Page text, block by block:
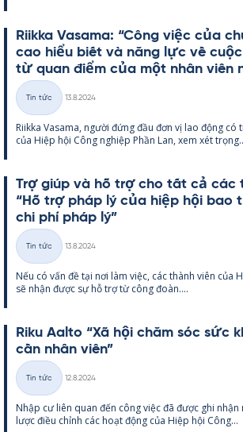
Riikka Va­sama: “Công việc của
cao hiểu biết và năng lực về
từ quan điểm của một nhân viên
Thể
loại
Tin tức
13.8.2024
Riikka Va­sama, người đứng đầu đơn vị lao động có
của Hiệp hội Công ng­hiệp Phần Lan, xem xét
Trợ giúp và hỗ trợ cho tất cả các
“Hỗ trợ pháp lý của hiệp hội bao
chi phí pháp lý”
Thể
loại
Tin tức
13.8.2024
Nếu có vấn đề tại nơi làm việc, các thành viên của
sẽ nhận được sự hỗ trợ từ công đoàn....
Riku Aalto “Xã hội chăm sóc sức
cần nhân viên”
Thể
loại
Tin tức
12.8.2024
Nhập cư liên quan đến công việc đã được ghi
lược điều chỉnh các hoạt động của Hiệp hội Công...